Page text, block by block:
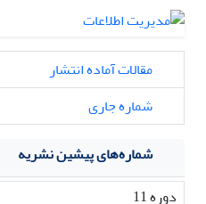
مقالات آماده انتشار
شماره جاری
شماره‌های پیشین نشریه
دوره 11